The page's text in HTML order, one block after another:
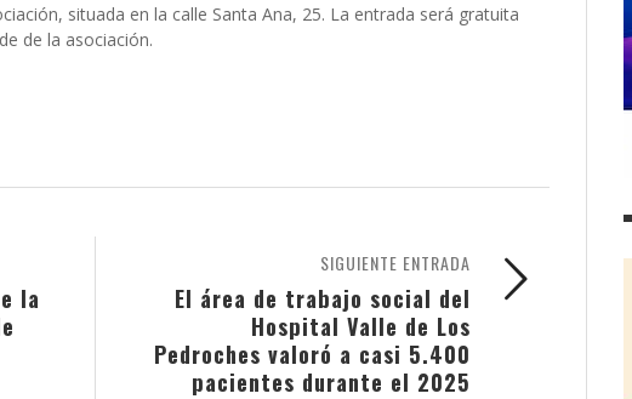
situada en la calle Santa Ana, 25. La entrada será gratuita
de la asociación.
SIGUIENTE ENTRADA
El área de trabajo social del
Hospital Valle de Los
Pedroches valoró a casi 5.400
pacientes durante el 2025
la